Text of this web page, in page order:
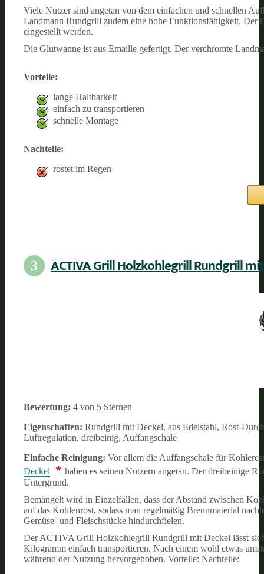
Viele Nutzer sind angetan von dem einfachen und schnellen
Landmann Rundgrill zudem eine hohe Funktionsfähigkeit. Der
eingestellt werden.
Die Glutwanne ist aus Emaille gefertigt. Der verchromte
Vorteile:
lange Haltbarkeit
einfach zu transportieren
schnelle Montage
Nachteile:
rostet im Regen
3 ACTIVA Grill Holzkohlegrill Rundgrill
Bewertung: 4 von 5 Sternen
Eigenschaften: Rundgrill mit Deckel, aus Edelstahl, Rost-
Luftregulation, dreibeinig, Auffangschale
Einfache Reinigung: Vor allem die Auffangschale für
Deckel
* haben es seinen Nutzern angetan. Der dreibeinige
Untergrund.
Bemängelt wird in Einzelfällen, dass der Abstand zwischen
auf das Kohlenrost, sodass man regelmäßig Brennmaterial
Gemüse- und Fleischstücke hindurchfielen.
Der ACTIVA Grill Holzkohlegrill Rundgrill mit Deckel lässt
Kilogramm einfach transportieren. Nach einem wohl etwas
während der Nutzung hervorgehoben. Vorteile: Nachteile: